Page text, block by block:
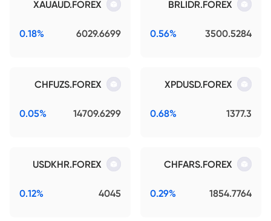
BRLIDR.FOREX
3500.5284
0.56%
XAUAUD.FOREX
6029.6699
0.18%
XPDUSD.FOREX
1377.3
0.68%
CHFUZS.FOREX
14709.6299
0.05%
CHFARS.FOREX
1854.7764
0.29%
USDKHR.FOREX
4045
0.12%